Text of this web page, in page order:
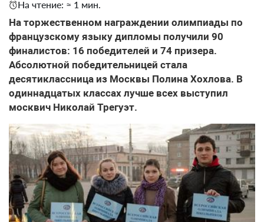
На чтение: ≈ 1 мин.
На торжественном награждении олимпиады по
французскому языку дипломы получили 90
финалистов: 16 победителей и 74 призера.
Абсолютной победительницей стала
десятиклассница из Москвы Полина Хохлова. В
одиннадцатых классах лучше всех выступил
москвич Николай Трегуэт.